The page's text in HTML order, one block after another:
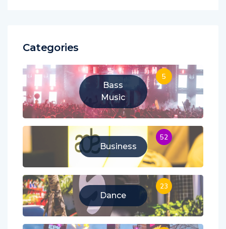
Categories
Bass
Music
5
Business
52
Dance
23